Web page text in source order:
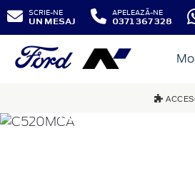
SCRIE-NE
UN MESAJ
APELEAZĂ-NE
0371 367 328
KUGA